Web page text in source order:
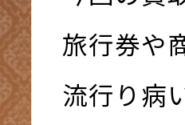
旅行券や
流行り病